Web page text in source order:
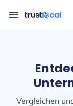
menu
Vergleichen